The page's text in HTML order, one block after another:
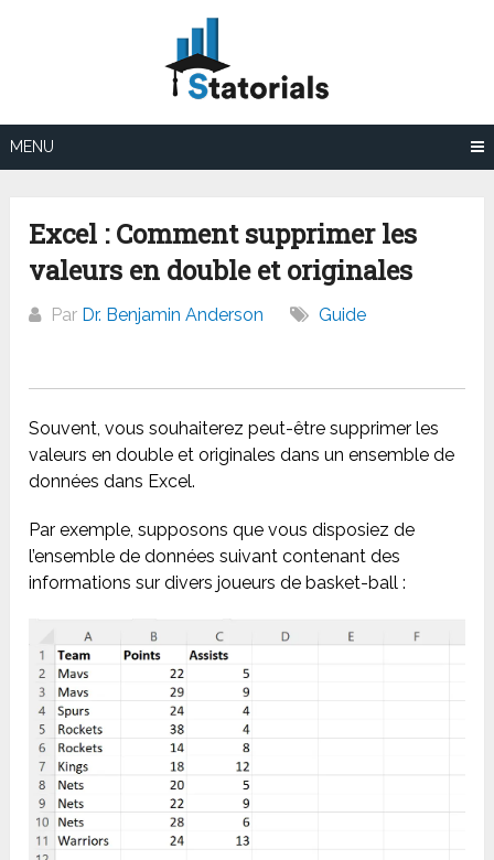
MENU
Excel : Comment supprimer les
valeurs en double et originales
Par Dr. Benjamin Anderson Guide
Souvent, vous souhaiterez peut-être supprimer les
valeurs en double et originales dans un ensemble de
données dans Excel.
Par exemple, supposons que vous disposiez de
l’ensemble de données suivant contenant des
informations sur divers joueurs de basket-ball :